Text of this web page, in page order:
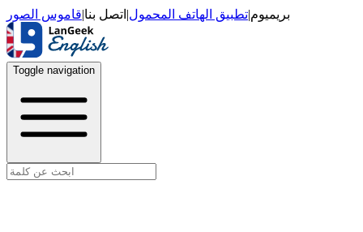
بريميوم|تطبيق الهاتف المحمول| اتصل بنا|قاموس الصور
Toggle navigation